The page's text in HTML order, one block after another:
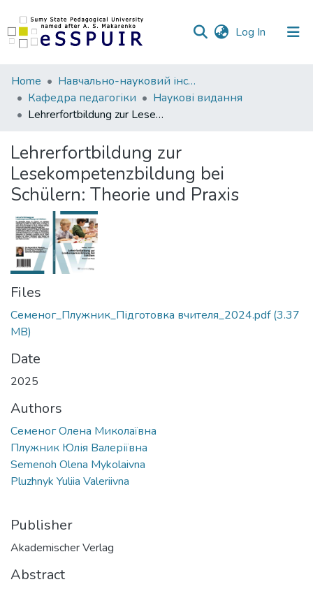
Log In (current)
Communities
&
Collections
Statistics
Home
Навчально-науковий інститут педагогіки і психології
Кафедра педагогіки
Наукові видання
Lehrerfortbildung zur Lesekompetenzbildung bei Schülern: Theorie und Praxis
Lehrerfortbildung zur
Lesekompetenzbildung bei
Schülern: Theorie und Praxis
Files
Семеног_Плужник_Підготовка вчителя_2024.pdf(3.37
MB)
Date
2025
Authors
Семеног Олена Миколаївна
Плужник Юлія Валеріївна
Semenoh Olena Mykolaivna
Pluzhnyk Yuliia Valeriivna
Publisher
Akademischer Verlag
Abstract